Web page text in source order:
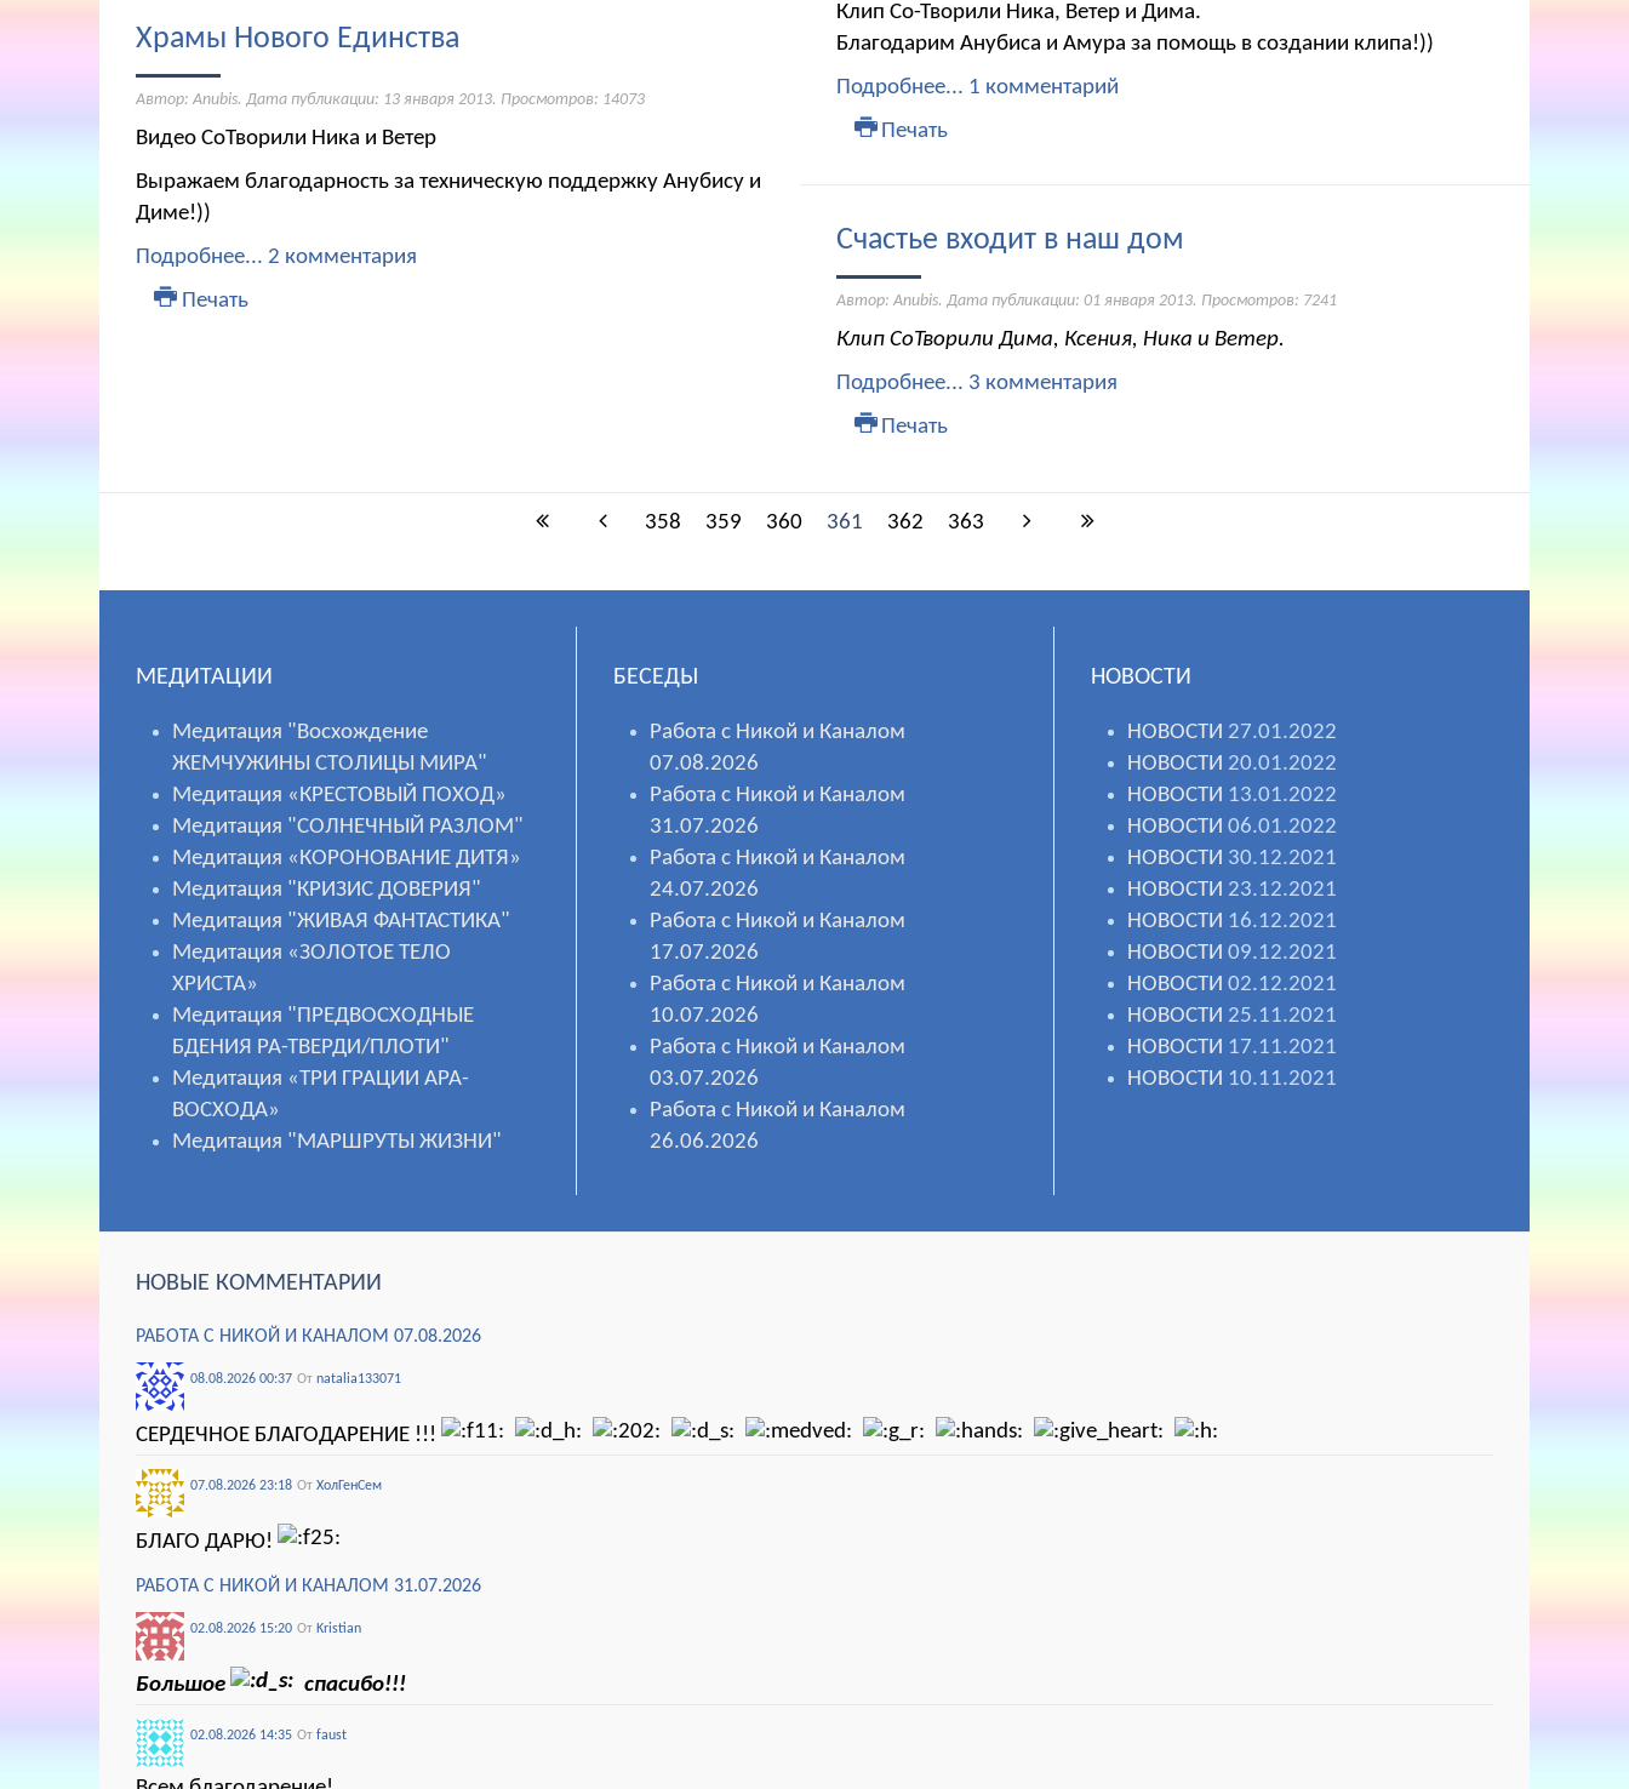
Храмы Нового Единства
Автор: Anubis. Дата публикации: 13 января 2013. Просмотров: 14073
Видео СоТворили Ника и Ветер
Выражаем благодарность за техническую поддержку Анубису и
Диме!))
Подробнее... 2 комментария
Печать
Клип Со-Творили Ника, Ветер и Дима.
Благодарим Анубиса и Амура за помощь в создании клипа!))
Подробнее... 1 комментарий
Печать
Счастье входит в наш дом
Автор: Anubis. Дата публикации: 01 января 2013. Просмотров: 7241
Клип СоТворили Дима, Ксения, Ника и Ветер.
Подробнее... 3 комментария
Печать
358 359 360 361 362 363
МЕДИТАЦИИ
Медитация "Восхождение
ЖЕМЧУЖИНЫ СТОЛИЦЫ МИРА"
Медитация «КРЕСТОВЫЙ ПОХОД»
Медитация "СОЛНЕЧНЫЙ РАЗЛОМ"
Медитация «КОРОНОВАНИЕ ДИТЯ»
Медитация "КРИЗИС ДОВЕРИЯ"
Медитация "ЖИВАЯ ФАНТАСТИКА"
Медитация «ЗОЛОТОЕ ТЕЛО
ХРИСТА»
Медитация "ПРЕДВОСХОДНЫЕ
БДЕНИЯ РА-ТВЕРДИ/ПЛОТИ"
Медитация «ТРИ ГРАЦИИ АРА-
ВОСХОДА»
Медитация "МАРШРУТЫ ЖИЗНИ"
БЕСЕДЫ
Работа с Никой и Каналом
07.08.2026
Работа с Никой и Каналом
31.07.2026
Работа с Никой и Каналом
24.07.2026
Работа с Никой и Каналом
17.07.2026
Работа с Никой и Каналом
10.07.2026
Работа с Никой и Каналом
03.07.2026
Работа с Никой и Каналом
26.06.2026
НОВОСТИ
НОВОСТИ 27.01.2022
НОВОСТИ 20.01.2022
НОВОСТИ 13.01.2022
НОВОСТИ 06.01.2022
НОВОСТИ 30.12.2021
НОВОСТИ 23.12.2021
НОВОСТИ 16.12.2021
НОВОСТИ 09.12.2021
НОВОСТИ 02.12.2021
НОВОСТИ 25.11.2021
НОВОСТИ 17.11.2021
НОВОСТИ 10.11.2021
НОВЫЕ КОММЕНТАРИИ
РАБОТА С НИКОЙ И КАНАЛОМ 07.08.2026
08.08.2026 00:37 От natalia133071
СЕРДЕЧНОЕ БЛАГОДАРЕНИЕ !!!
07.08.2026 23:18 От ХолГенСем
БЛАГО ДАРЮ!
РАБОТА С НИКОЙ И КАНАЛОМ 31.07.2026
02.08.2026 15:20 От Kristian
Большое спасибо!!!
02.08.2026 14:35 От faust